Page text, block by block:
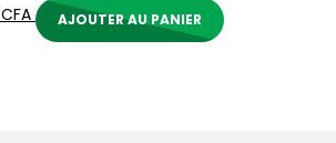
CFA AJOUTER AU PANIER